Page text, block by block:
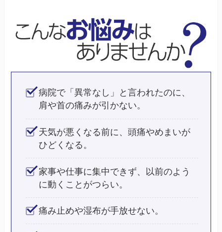
病院で「異常なし」と言われたのに、
肩や首の痛みが引かない。
天気が悪くなる前に、頭痛やめまいが
ひどくなる。
家事や仕事に集中できず、以前のよう
に動くことがつらい。
痛み止めや湿布が手放せない。